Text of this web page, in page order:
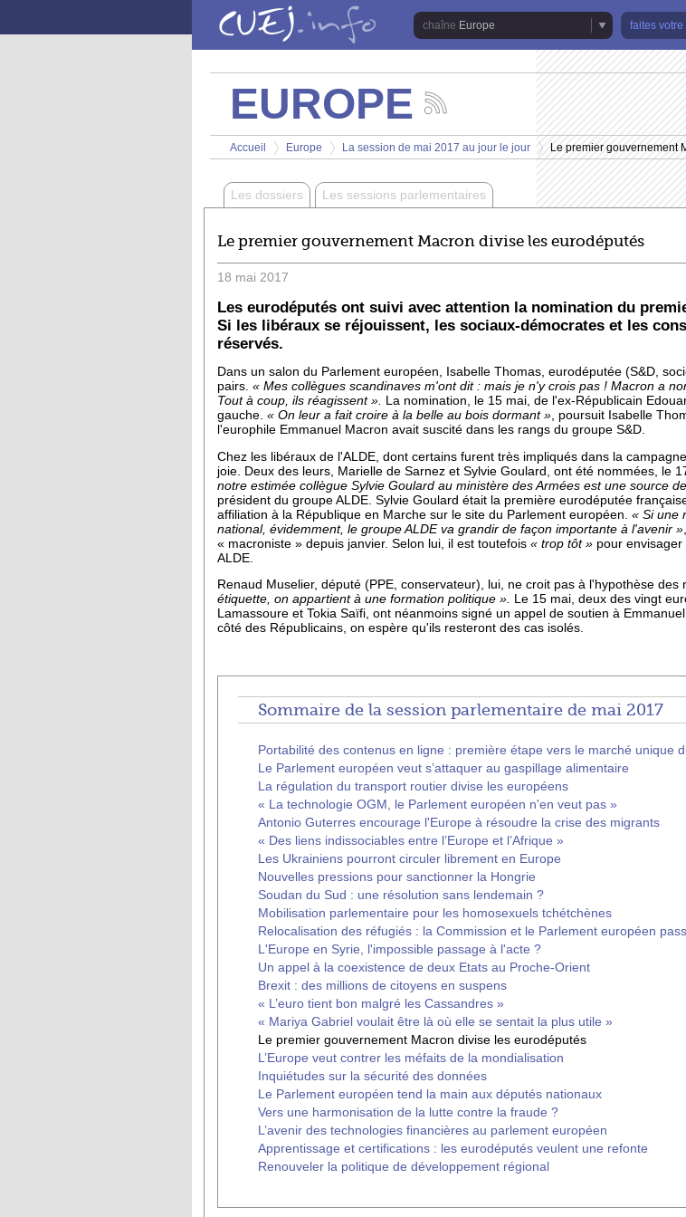
Europe
faites
EUROPE
les
actualités
de
chaîne
Europe
Vous êtes ici
Accueil
>
Europe
>
La session de mai 2017 au jour le jour
>
Le premier gouvernement
Les dossiers Les sessions parlementaires
Le premier gouvernement Macron divise les eurodéputés
18 mai 2017
Les eurodéputés ont suivi avec attention la nomination du
Si les libéraux se réjouissent, les sociaux-démocrates et les
réservés.
Dans un salon du Parlement européen, Isabelle Thomas, eurodéputée (S&D,
pairs. « Mes collègues scandinaves m'ont dit : mais je n'y crois pas ! Macron a
Tout à coup, ils réagissent ». La nomination, le 15 mai, de l'ex-Républicain
gauche. « On leur a fait croire à la belle au bois dormant » , poursuit Isabelle
l'europhile Emmanuel Macron avait suscité dans les rangs du groupe S&D.
Chez les libéraux de l'ALDE, dont certains furent très impliqués dans la
joie. Deux des leurs, Marielle de Sarnez et Sylvie Goulard, ont été nommées, le
notre estimée collègue Sylvie Goulard au ministère des Armées est une source
président du groupe ALDE. Sylvie Goulard était la première eurodéputée
affiliation à la République en Marche sur le site du Parlement européen « Si une
national, évidemment, le groupe ALDE va grandir de façon importante à l'avenir »
« macroniste » depuis janvier. Selon lui, il est toutefois « trop tôt » pour
ALDE.
Renaud Muselier, député (PPE, conservateur), lui, ne croit pas à l'hypothèse des
étiquette, on appartient à une formation politique ». Le 15 mai, deux des vingt
Lamassoure et Tokia Saïfi, ont néanmoins signé un appel de soutien à
côté des Républicains, on espère qu'ils resteront des cas isolés.
Sommaire de la session parlementaire de mai 2017
Portabilité des contenus en ligne : première étape vers le marché unique
Le Parlement européen veut s’attaquer au gaspillage alimentaire
La régulation du transport routier divise les européens
« La technologie OGM, le Parlement européen n'en veut pas »
Antonio Guterres encourage l'Europe à résoudre la crise des migrants
« Des liens indissociables entre l’Europe et l’Afrique »
Les Ukrainiens pourront circuler librement en Europe
Nouvelles pressions pour sanctionner la Hongrie
Soudan du Sud : une résolution sans lendemain ?
Mobilisation parlementaire pour les homosexuels tchétchènes
Relocalisation des réfugiés : la Commission et le Parlement européen
L'Europe en Syrie, l'impossible passage à l'acte ?
Un appel à la coexistence de deux Etats au Proche-Orient
Brexit : des millions de citoyens en suspens
« L’euro tient bon malgré les Cassandres »
« Mariya Gabriel voulait être là où elle se sentait la plus utile »
Le premier gouvernement Macron divise les eurodéputés
L’Europe veut contrer les méfaits de la mondialisation
Inquiétudes sur la sécurité des données
Le Parlement européen tend la main aux députés nationaux
Vers une harmonisation de la lutte contre la fraude ?
L’avenir des technologies financières au parlement européen
Apprentissage et certifications : les eurodéputés veulent une refonte
Renouveler la politique de développement régional